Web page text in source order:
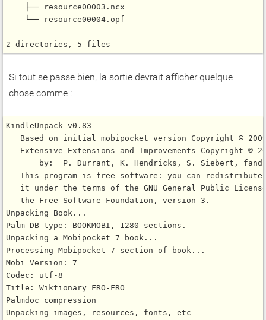
    ├── resource00003.ncx
    └── resource00004.opf
Si tout se passe bien, la sortie devrait afficher quelque
chose comme :
KindleUnpack v0.83
Based on initial mobipocket version Copyright ©
Extensive Extensions and Improvements Copyright ©
by:  P. Durrant, K. Hendricks, S. Siebert,
This program is free software: you can redistribute
it under the terms of the GNU General Public
   the Free Software Foundation, version 3.
Unpacking Book...
Palm DB type: BOOKMOBI, 1280 sections.
Unpacking a Mobipocket 7 book...
Processing Mobipocket 7 section of book...
Mobi Version: 7
Codec: utf-8
Title: Wiktionary FRO-FRO
Palmdoc compression
Unpacking images, resources, fonts, etc